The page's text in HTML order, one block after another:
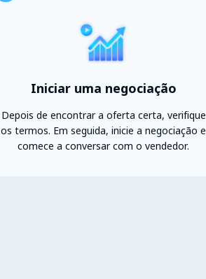
Iniciar uma negociação
Depois de encontrar a oferta certa, verifique
os termos. Em seguida, inicie a negociação e
comece a conversar com o vendedor.